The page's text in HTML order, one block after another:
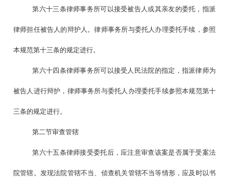
第六十三条律师事务所可以接受被告人或其亲友的委托，指派
律师担任被告人的辩护人。律师事务所与委托人办理委托手续，参照
本规范第十三条的规定进行。
第六十四条律师事务所可以接受人民法院的指定，指派律师为
被告人进行辩护，律师事务所与委托人办理委托手续参照本规范第十
三条的规定进行。
第二节审查管辖
第六十五条律师接受委托后，应注意审查该案是否属于受案法
院管辖。发现法院管辖不当、侦查机关管辖不当等情形，应及时以书